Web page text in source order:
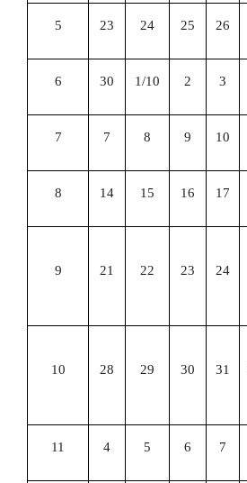
5 23 24 25 26
6 30 1/10 2 3
7 7 8 9 10
8 14 15 16 17
9 21 22 23 24
10 28 29 30 31
11 4 5 6 7